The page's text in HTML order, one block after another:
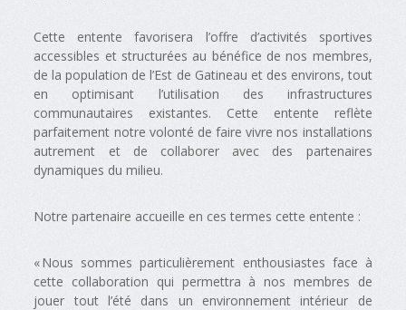
Cette entente favorisera l’offre d’activités sportives
accessibles et structurées au bénéfice de nos membres,
de la population de l’Est de Gatineau et des environs, tout
en optimisant l’utilisation des infrastructures
communautaires existantes. Cette entente reflète
parfaitement notre volonté de faire vivre nos installations
autrement et de collaborer avec des partenaires
dynamiques du milieu.
Notre partenaire accueille en ces termes cette entente :
« Nous sommes particulièrement enthousiastes face à
cette collaboration qui permettra à nos membres de
jouer tout l’été dans un environnement intérieur de